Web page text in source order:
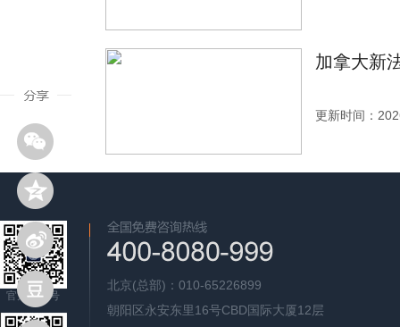
加拿大新
更新时间：
官方公众号
北京(总部)：010-65226899
朝阳区永安东里16号CBD国际大厦12层